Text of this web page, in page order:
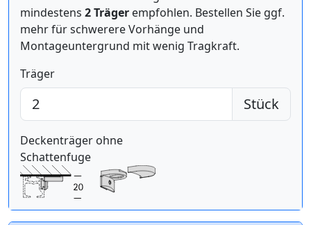
mindestens 2 Träger empfohlen. Bestellen Sie ggf.
mehr für schwerere Vorhänge und
Montageuntergrund mit wenig Tragkraft.
Träger
Stück
Deckenträger ohne
Schattenfuge